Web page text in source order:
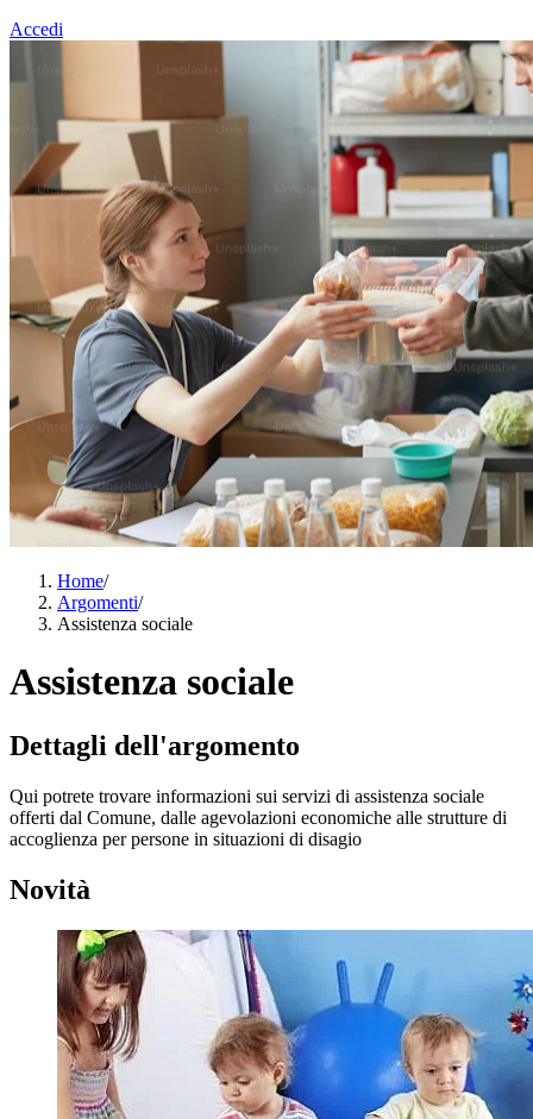
Accedi
Home/
Argomenti/
Assistenza sociale
Assistenza sociale
Dettagli dell'argomento
Qui potrete trovare informazioni sui servizi di assistenza sociale
offerti dal Comune, dalle agevolazioni economiche alle strutture di
accoglienza per persone in situazioni di disagio
Novità